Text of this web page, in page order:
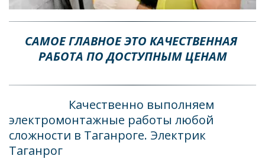
САМОЕ ГЛАВНОЕ ЭТО КАЧЕСТВЕННАЯ
РАБОТА ПО ДОСТУПНЫМ ЦЕНАМ
Качественно выполняем
электромонтажные работы любой
сложности в Таганроге. Электрик
Таганрог